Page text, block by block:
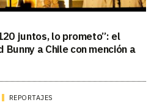
juntos, lo prometo”: el
a Chile con mención a
REPORTAJES